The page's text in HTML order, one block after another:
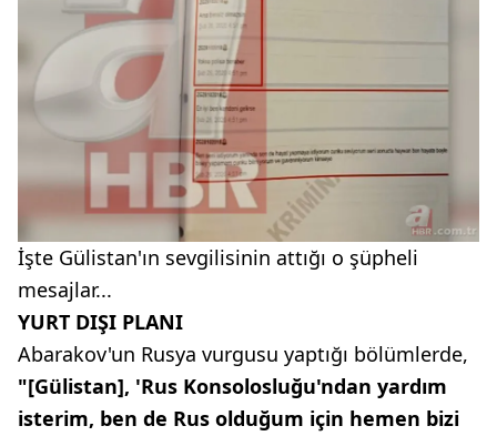
İşte Gülistan'ın sevgilisinin attığı o şüpheli
mesajlar...
YURT DIŞI PLANI
Abarakov'un Rusya vurgusu yaptığı bölümlerde,
"[Gülistan], 'Rus Konsolosluğu'ndan yardım
isterim, ben de Rus olduğum için hemen bizi